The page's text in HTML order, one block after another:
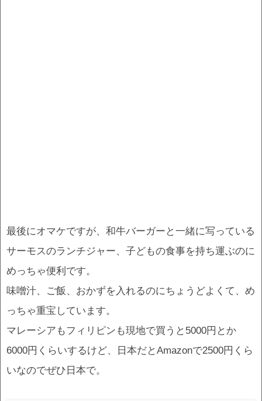
最後にオマケですが、和牛バーガーと一緒に写っている
サーモスのランチジャー、子どもの食事を持ち運ぶのに
めっちゃ便利です。
味噌汁、ご飯、おかずを入れるのにちょうどよくて、め
っちゃ重宝しています。
マレーシアもフィリピンも現地で買うと5000円とか
6000円くらいするけど、日本だとAmazonで2500円くら
いなのでぜひ日本で。